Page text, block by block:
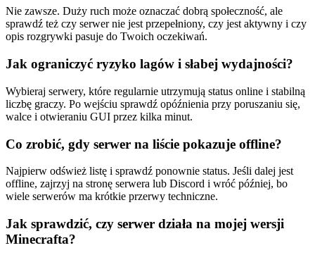
Nie zawsze. Duży ruch może oznaczać dobrą społeczność, ale
sprawdź też czy serwer nie jest przepełniony, czy jest aktywny i czy
opis rozgrywki pasuje do Twoich oczekiwań.
Jak ograniczyć ryzyko lagów i słabej wydajności?
Wybieraj serwery, które regularnie utrzymują status online i stabilną
liczbę graczy. Po wejściu sprawdź opóźnienia przy poruszaniu się,
walce i otwieraniu GUI przez kilka minut.
Co zrobić, gdy serwer na liście pokazuje offline?
Najpierw odśwież listę i sprawdź ponownie status. Jeśli dalej jest
offline, zajrzyj na stronę serwera lub Discord i wróć później, bo
wiele serwerów ma krótkie przerwy techniczne.
Jak sprawdzić, czy serwer działa na mojej wersji
Minecrafta?